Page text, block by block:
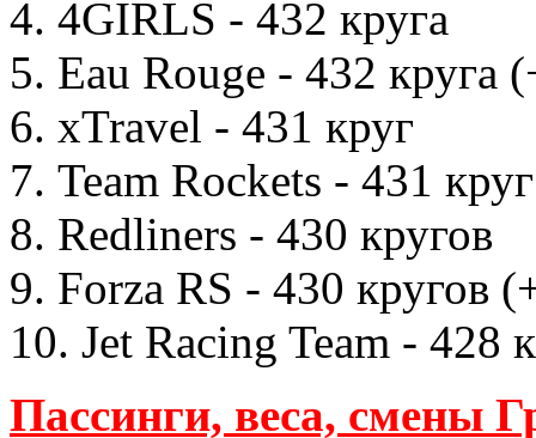
4. 4GIRLS - 432 круга
5. Eau Rouge - 432 круга
6. xTravel - 431 круг
7. Team Rockets - 431
8. Redliners - 430 кругов
9. Forza RS - 430 кругов
10. Jet Racing Team - 428
Пассинги, веса, смены